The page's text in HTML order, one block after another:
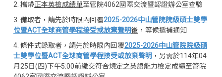
2. 攜帶正本英檢成績單至管院4062國際交流暨認證辦公室查驗
3. 備取者，請先於時限內回覆2025-2026中山管院院級碩士雙學
位暨ACT全球商管學程接受或放棄聲明後 ，等候遞補通知
4. 條件式錄取者，請先於時限內回覆2025-2026中山管院院級碩
士雙學位暨ACT全球商管學程接受或放棄聲明 ，另需於114年04
月25日(四)下午5:00前繳交符合規定之英語能力檢定成績至管院